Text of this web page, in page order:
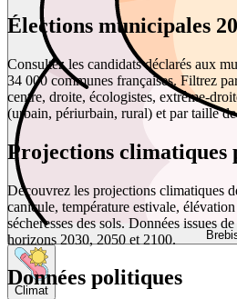
Climat
Élections municipales
Consultez les candidats déclarés aux
34 000 communes françaises. Filtrez
centre, droite, écologistes, extrême-
(urbain, périurbain, rural) et par taille
Projections climatiques
Découvrez les projections climatiques
canicule, température estivale,
sécheresses des sols. Données issues
horizons 2030, 2050 et 2100.
Données politiques